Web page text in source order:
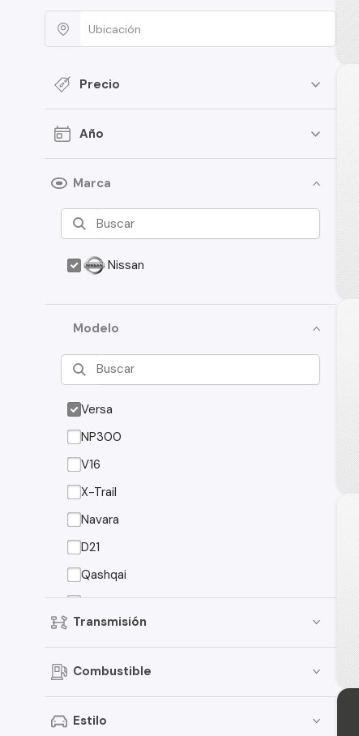
Precio
Año
Marca
Nissan
Modelo
Versa
NP300
V16
X-Trail
Navara
D21
Qashqai
Kicks
Terrano
March
Transmisión
Combustible
Estilo